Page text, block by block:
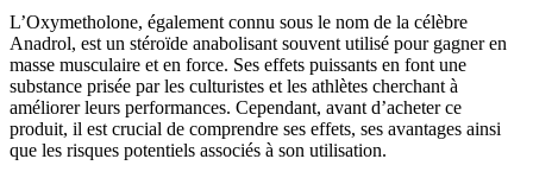
L’Oxymetholone, également connu sous le nom de la célèbre
Anadrol, est un stéroïde anabolisant souvent utilisé pour gagner en
masse musculaire et en force. Ses effets puissants en font une
substance prisée par les culturistes et les athlètes cherchant à
améliorer leurs performances. Cependant, avant d’acheter ce
produit, il est crucial de comprendre ses effets, ses avantages ainsi
que les risques potentiels associés à son utilisation.